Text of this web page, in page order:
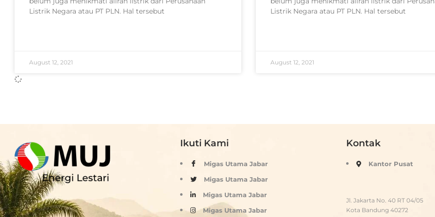
Listrik Negara atau PT PLN. Hal tersebut
August 12, 2021
Listrik Negara atau PT PLN. Hal tersebut
August 12, 2021
Ikuti Kami
Migas Utama Jabar
Migas Utama Jabar
Migas Utama Jabar
Migas Utama Jabar
Kontak
Kantor Pusat
Jl. Jakarta No. 40 RT 04/05
Kota Bandung 40272